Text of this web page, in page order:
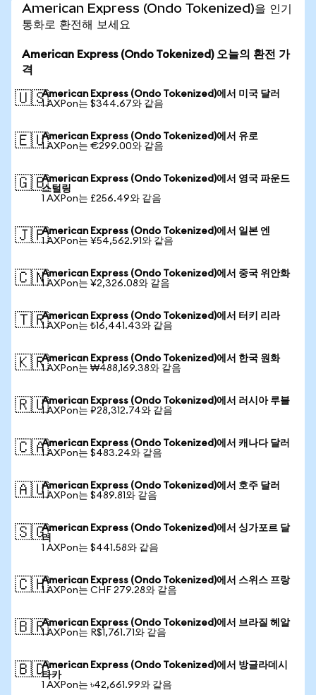
American Express (Ondo Tokenized)을 인기
통화로 환전해 보세요
American Express (Ondo Tokenized) 오늘의 환전 가
격
🇺🇸American Express (Ondo Tokenized)에서 미국 달러
1 AXPon는 $344.67와 같음
🇪🇺American Express (Ondo Tokenized)에서 유로
1 AXPon는 €299.00와 같음
🇬🇧American Express (Ondo Tokenized)에서 영국 파운드
스털링
1 AXPon는 £256.49와 같음
🇯🇵American Express (Ondo Tokenized)에서 일본 엔
1 AXPon는 ¥54,562.91와 같음
🇨🇳American Express (Ondo Tokenized)에서 중국 위안화
1 AXPon는 ¥2,326.08와 같음
🇹🇷American Express (Ondo Tokenized)에서 터키 리라
1 AXPon는 ₺16,441.43와 같음
🇰🇷American Express (Ondo Tokenized)에서 한국 원화
1 AXPon는 ₩488,169.38와 같음
🇷🇺American Express (Ondo Tokenized)에서 러시아 루블
1 AXPon는 ₽28,312.74와 같음
🇨🇦American Express (Ondo Tokenized)에서 캐나다 달러
1 AXPon는 $483.24와 같음
🇦🇺American Express (Ondo Tokenized)에서 호주 달러
1 AXPon는 $489.81와 같음
🇸🇬American Express (Ondo Tokenized)에서 싱가포르 달
러
1 AXPon는 $441.58와 같음
🇨🇭American Express (Ondo Tokenized)에서 스위스 프랑
1 AXPon는 CHF 279.28와 같음
🇧🇷American Express (Ondo Tokenized)에서 브라질 헤알
1 AXPon는 R$1,761.71와 같음
🇧🇩American Express (Ondo Tokenized)에서 방글라데시
타카
1 AXPon는 ৳42,661.99와 같음